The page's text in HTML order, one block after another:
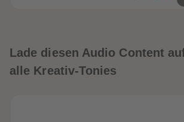
Lade diesen Audio Content
alle Kreativ-Tonies